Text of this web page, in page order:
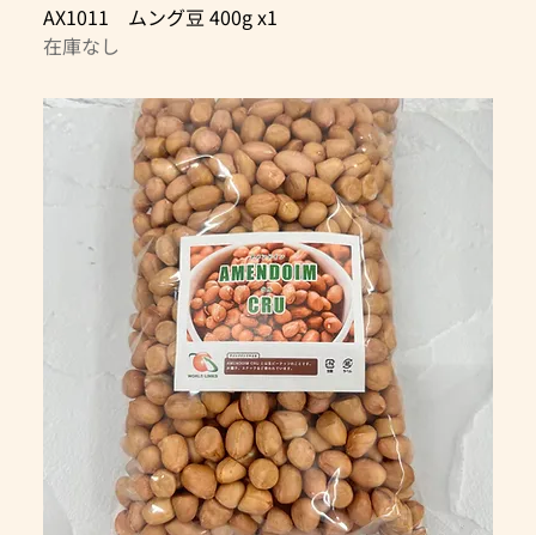
AX1011 ムング豆 400g x1
在庫なし